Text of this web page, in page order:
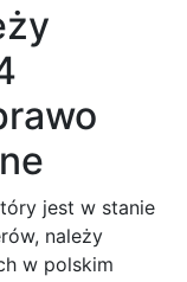
jest w stanie
należy
w polskim